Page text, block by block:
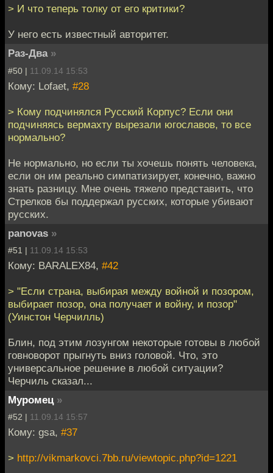
> И что теперь толку от его критики?
У него есть известный авторитет.
Раз-Два »
#50 | 11.09.14 15:53
Кому: Lofaet, #28
> Кому подчинялся Русский Корпус? Если они
подчиняясь вермахту вырезали югославов, то все
нормально?
Не нормально, но если ты хочешь понять человека,
если он им реально симпатизирует, конечно, важно
знать разницу. Мне очень тяжело представить, что
Стрелков бы поддержал русских, которые убивают
русских.
panovas »
#51 | 11.09.14 15:53
Кому: BARALEX84, #42
> "Если страна, выбирая между войной и позором,
выбирает позор, она получает и войну, и позор"
(Уинстон Черчилль)
Блин, под этим лозунгом некоторые готовы в любой
говноворот прыгнуть вниз головой. Что, это
универсальное решение в любой ситуации?
Черчиль сказал...
Муромец »
#52 | 11.09.14 15:57
Кому: gsa, #37
> http://vikmarkovci.7bb.ru/viewtopic.php?id=1221